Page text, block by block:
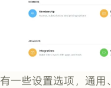
有一些设置选项，通用